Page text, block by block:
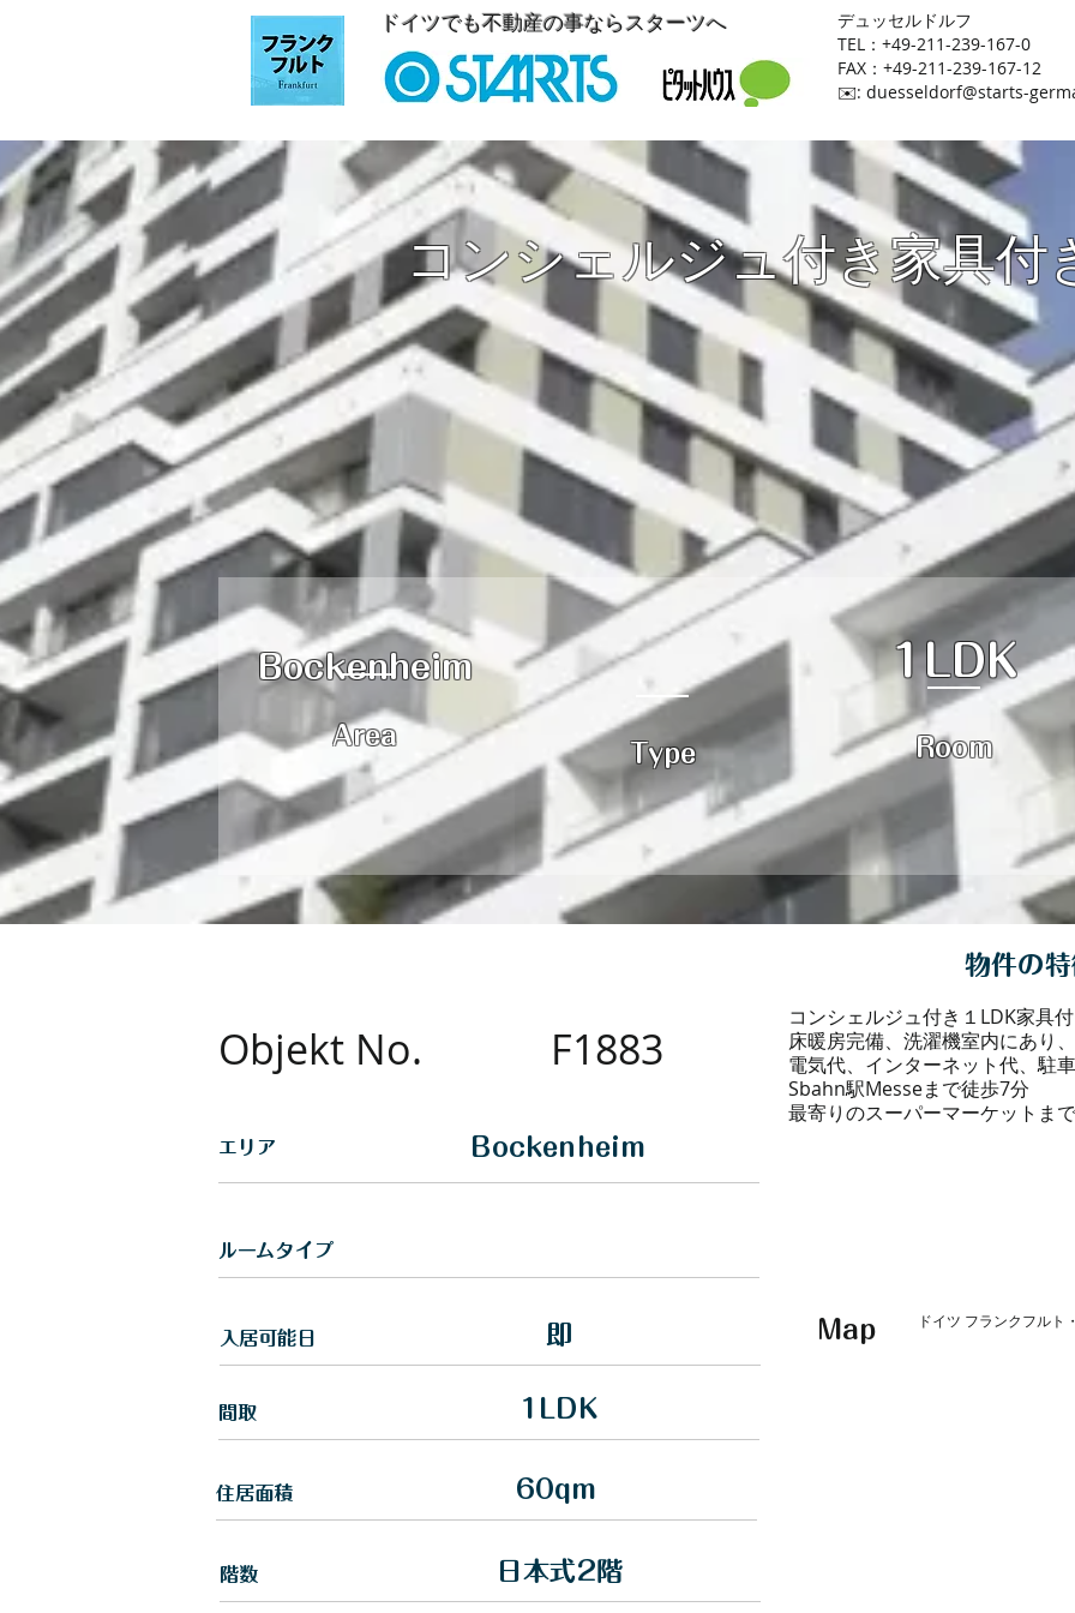
ドイツでも不動産の事ならスターツへ
​デュッセルドルフ
TEL：+49-211-239-167-0
FAX：+49-211-239-167-12
​✉️: duesseldorf@starts-
コンシェルジュ付き家具付
Bockenheim
Area
Type
1LDK
Room
Objekt No. F1883
​エリア Bockenheim
​ルームタイプ
入居可能日 即
間取 1LDK
住居面積 60qm
​階数 日本式2階
物件の
コンシェルジュ付き１LDK家具
床暖房完備、洗濯機室内にあり
電気代、インターネット代、駐
Sbahn駅Messeまで徒歩7分
最寄りのスーパーマーケットま
Map ドイツ フランクフル